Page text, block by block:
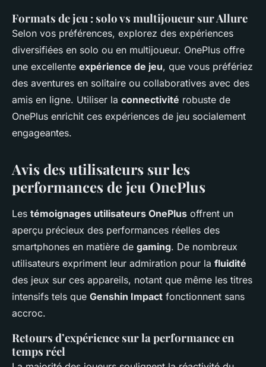
Formats de jeu : solo vs multijoueur sur Allure
Selon vos préférences, explorez des expériences
diversifiées en solo ou en multijoueur. OnePlus offre
une excellente expérience de jeu, que vous préfériez
des aventures en solitaire ou collaboratives avec des
amis en ligne. Utiliser la connectivité robuste de
OnePlus enrichit ces expériences de jeu socialement
engageantes.
Avis des utilisateurs sur les
performances de jeu OnePlus
Les témoignages utilisateurs OnePlus offrent un
aperçu précieux des performances réelles des
smartphones en matière de gaming. De nombreux
utilisateurs expriment leur admiration pour la fluidité
des jeux sur ces appareils, notant que même les titres
intensifs tels que Genshin Impact fonctionnent sans
accroc.
Retours d’expérience sur la performance en
temps réel